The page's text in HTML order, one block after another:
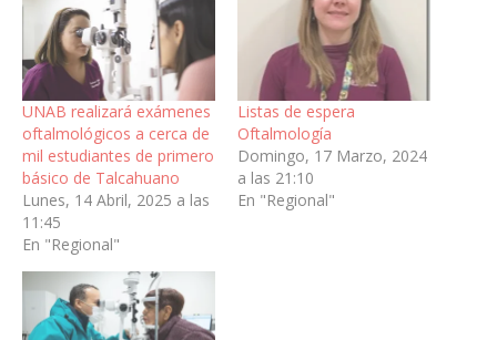
UNAB realizará exámenes
oftalmológicos a cerca de
mil estudiantes de primero
básico de Talcahuano
Lunes, 14 Abril, 2025 a las
11:45
En "Regional"
Listas de espera
Oftalmología
Domingo, 17 Marzo, 2024
a las 21:10
En "Regional"